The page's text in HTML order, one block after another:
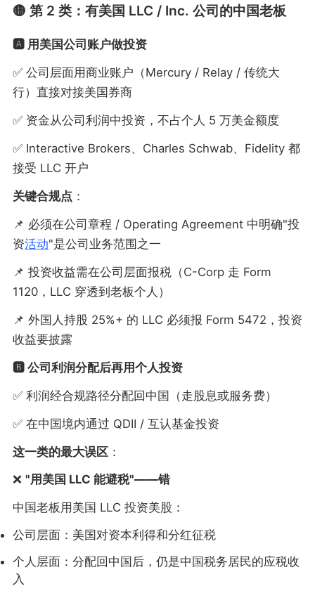
🟡 第 2 类：有美国 LLC / Inc. 公司的中国老板
🅰️ 用美国公司账户做投资
✅ 公司层面用商业账户（Mercury / Relay / 传统大
行）直接对接美国券商
✅ 资金从公司利润中投资，不占个人 5 万美金额度
✅ Interactive Brokers、Charles Schwab、Fidelity 都
接受 LLC 开户
关键合规点 ：
📌 必须在公司章程 / Operating Agreement 中明确"投
资活动"是公司业务范围之一
📌 投资收益需在公司层面报税（C-Corp 走 Form
1120，LLC 穿透到老板个人）
📌 外国人持股 25%+ 的 LLC 必须报 Form 5472，投资
收益要披露
🅱️ 公司利润分配后再用个人投资
✅ 利润经合规路径分配回中国（走股息或服务费）
✅ 在中国境内通过 QDII / 互认基金投资
这一类的最大误区：
❌ "用美国 LLC 能避税"——错
中国老板用美国 LLC 投资美股：
公司层面：美国对资本利得和分红征税
个人层面：分配回中国后，仍是中国税务居民的应税收
入